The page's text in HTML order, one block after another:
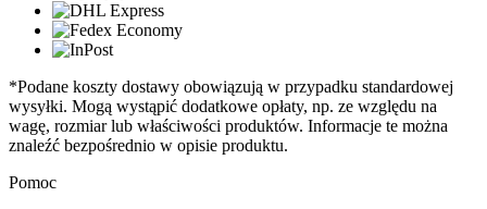
*Podane koszty dostawy obowiązują w przypadku standardowej
wysyłki. Mogą wystąpić dodatkowe opłaty, np. ze względu na
wagę, rozmiar lub właściwości produktów. Informacje te można
znaleźć bezpośrednio w opisie produktu.
Pomoc